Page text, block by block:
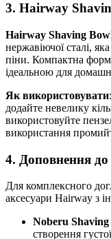
3. Hairway
Hairway Shaving
нержавіючої сталі,
піни. Компактна
ідеальною для
Як використовувати
додайте невелику
використовуйте
використання
4. Доповнення до
Для комплексного
аксесуари Hairway з
Noberu
створення